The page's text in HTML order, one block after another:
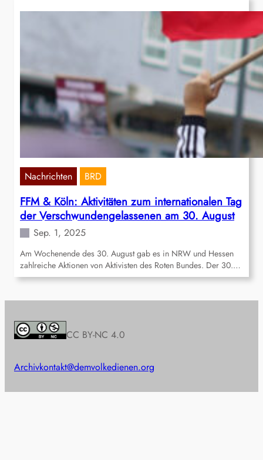
Nachrichten BRD
FFM & Köln: Aktivitäten zum internationalen Tag
der Verschwundengelassenen am 30. August
Sep. 1, 2025
Am Wochenende des 30. August gab es in NRW und Hessen
zahlreiche Aktionen von Aktivisten des Roten Bundes. Der 30.…
CC BY-NC 4.0
Archivkontakt@demvolkedienen.org